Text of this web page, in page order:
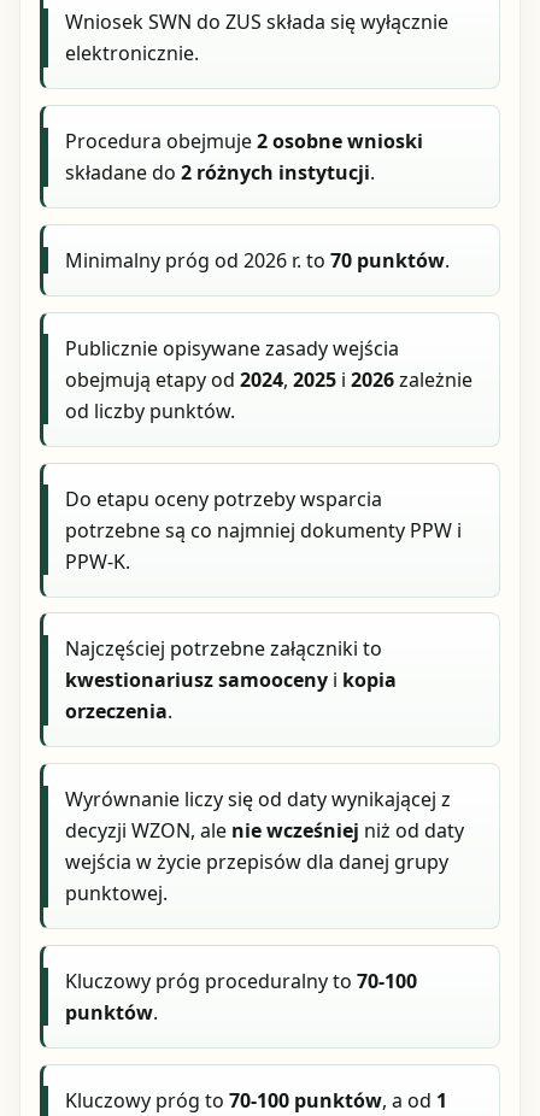
Wniosek SWN do ZUS składa się wyłącznie
elektronicznie.
Procedura obejmuje2 osobne wnioski
składane do2 różnych instytucji.
Minimalny próg od 2026 r. to70 punktów.
Publicznie opisywane zasady wejścia
obejmują etapy od2024,2025 i2026zależnie
od liczby punktów.
Do etapu oceny potrzeby wsparcia
potrzebne są co najmniej dokumenty PPW i
PPW-K.
Najczęściej potrzebne załączniki to
kwestionariusz samooceny i kopia
orzeczenia.
Wyrównanie liczy się od daty wynikającej z
decyzji WZON, ale nie wcześniej niż od daty
wejścia w życie przepisów dla danej grupy
punktowej.
Kluczowy próg proceduralny to70-100
punktów.
Kluczowy próg to70-100 punktów, a od 1